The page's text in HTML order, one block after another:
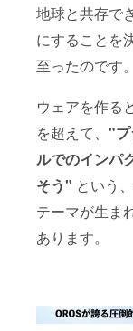
地球と共存で
にすることを
至ったのです。
ウェアを作る
を超えて、 "プ
ルでのインパ
そう" という
テーマが生ま
あります。